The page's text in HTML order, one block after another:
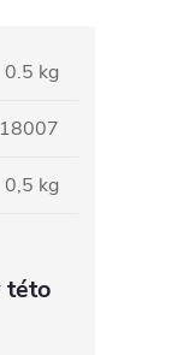
0.5 kg
18007
0,5 kg
této